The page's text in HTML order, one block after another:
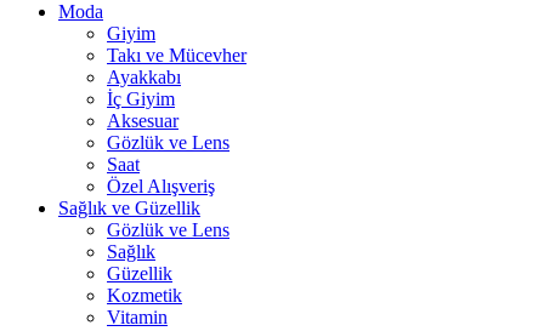
Moda
Giyim
Takı ve Mücevher
Ayakkabı
İç Giyim
Aksesuar
Gözlük ve Lens
Saat
Özel Alışveriş
Sağlık ve Güzellik
Gözlük ve Lens
Sağlık
Güzellik
Kozmetik
Vitamin